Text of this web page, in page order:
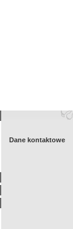
Dane kontaktowe